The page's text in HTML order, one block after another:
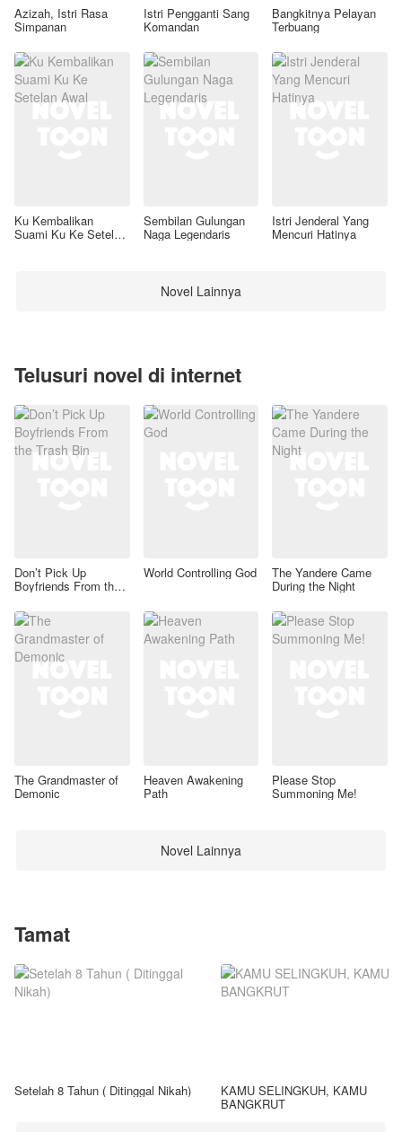
Azizah, Istri Rasa
Simpanan
Istri Pengganti Sang
Komandan
Bangkitnya Pelayan
Terbuang
Ku Kembalikan
Suami Ku Ke Setelan
Sembilan Gulungan
Naga Legendaris
Istri Jenderal Yang
Mencuri Hatinya
Novel Lainnya
Telusuri novel di internet
Don’t Pick Up
Boyfriends From the
World Controlling God The Yandere Came
During the Night
The Grandmaster of
Demonic
Heaven Awakening
Path
Please Stop
Summoning Me!
Novel Lainnya
Tamat
Setelah 8 Tahun ( Ditinggal Nikah) KAMU SELINGKUH, KAMU
BANGKRUT